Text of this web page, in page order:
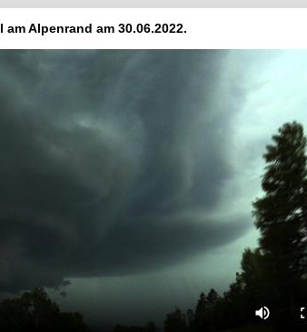
Alpenrand am 30.06.2022.